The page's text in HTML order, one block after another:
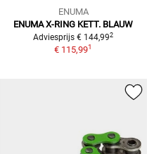
ENUMA
ENUMA X-RING KETT. BLAUW
Adviesprijs € 144,992
€ 115,991